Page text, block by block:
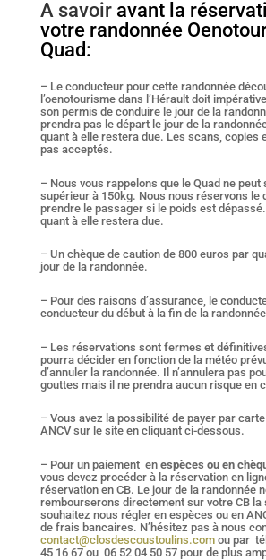
A savoir avant la
votre randonnée
Quad:
– Le conducteur pour cette randonnée
l’oenotourisme dans l’Hérault doit
son permis de conduire le jour de la
prendra pas le départ le jour de la
quant à elle restera due. Les scans, copies
pas acceptés.
– Nous vous rappelons que le Quad ne peut
supérieur à 150kg. Nous nous réservons le
prendre le passager si le poids est
quant à elle restera due.
– Un chèque de caution de 800 euros par
jour de la randonnée.
– Pour des raisons d’assurance, le
conducteur du début à la fin de la
– Les réservations sont fermes et
pourra décider en fonction de la météo
d’annuler la randonnée. Il n’annulera pas
gouttes mais il ne prendra aucun risque en
– Vous avez la possibilité de payer par
ANCV sur le site en cliquant ci-dessous.
– Pour un paiement enespèces ou en
vous devez procéder à la réservation en
réservation en CB. Le jour de la randonnée
rembourserons directement sur votre CB la
souhaitez nous régler en espèces ou en
de frais bancaires. N’hésitez pas à nous
contact@closdescoustoulins.comou par
45 16 67 ou 06 52 04 50 57 pour de plus